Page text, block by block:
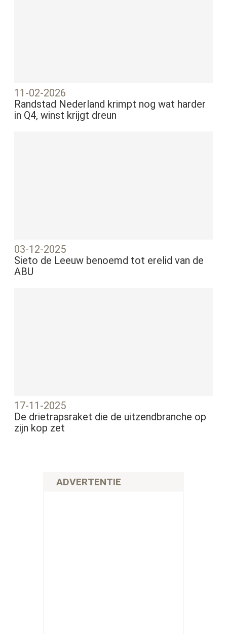
11-02-2026
Randstad Nederland krimpt nog wat harder
in Q4, winst krijgt dreun
03-12-2025
Sieto de Leeuw benoemd tot erelid van de
ABU
17-11-2025
De drietrapsraket die de uitzendbranche op
zijn kop zet
ADVERTENTIE